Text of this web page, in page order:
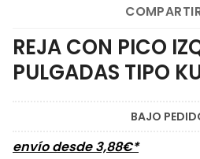
REJA CON PICO
PULGADAS TIPO
BAJO
envío desde3,88€*